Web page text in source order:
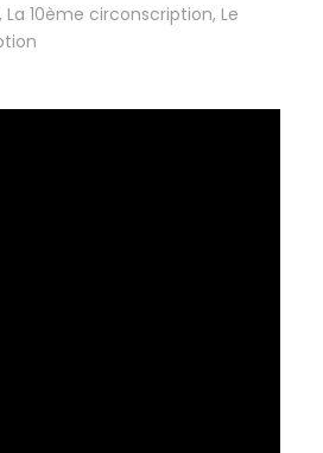
,La 10ème circonscription,Le